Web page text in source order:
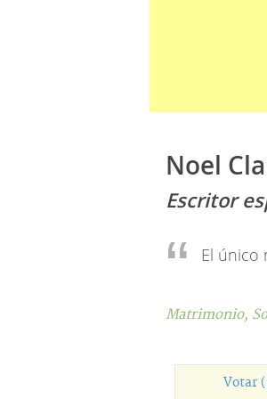
Noel
Escritor
El único
Matrimonio,
Votar